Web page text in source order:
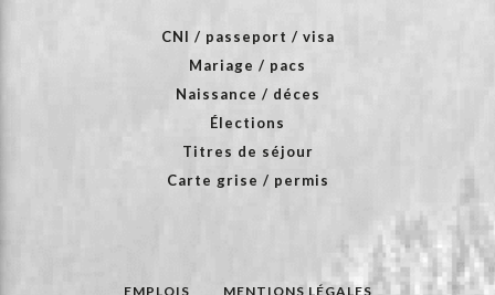
CNI / passeport / visa
Mariage / pacs
Naissance / déces
Élections
Titres de séjour
Carte grise / permis
EMPLOIS MENTIONS LÉGALES